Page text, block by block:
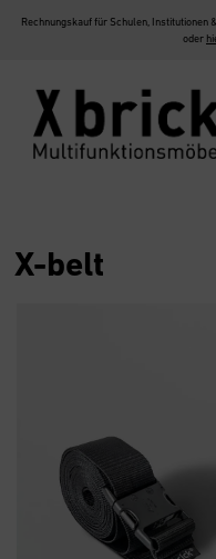
Rechnungskauf für Schulen, Institutionen
oder
X-belt